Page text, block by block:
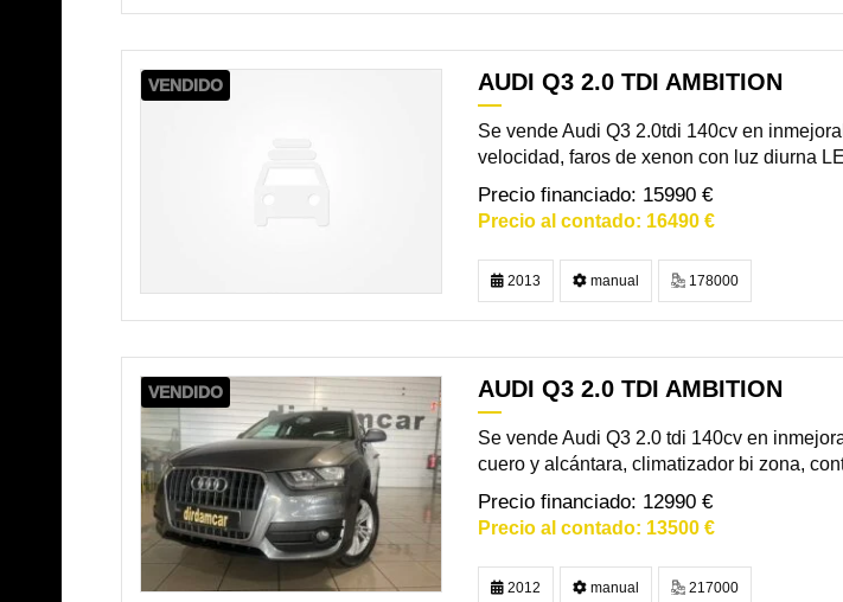
VENDIDO AUDI Q3 2.0 TDI AMBITION
Se vende Audi Q3 2.0tdi 140cv en
velocidad, faros de xenon con luz diurna
15990 €
16490 €
2013 manual 178000
VENDIDO AUDI Q3 2.0 TDI AMBITION
Se vende Audi Q3 2.0 tdi 140cv en
cuero y alcántara, climatizador bi zona,
12990 €
13500 €
2012 manual 217000